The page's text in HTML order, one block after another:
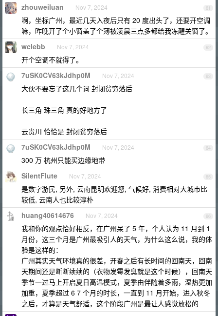
61
zhouweiluan Nov 7, 2024
啊，坐标广州，最近几天入夜后只有 20 度出头了，还要开空调
嘛，昨晚开了个小窗盖了个薄被凌晨三点多都给我冻醒关窗了。
62
wclebb Nov 7, 2024
开个空调不就得了。
63
7uSK0CV63kJdhp0M Nov 7, 2024
大伙不要忘了这几个词 封闭贫穷落后
长三角 珠三角 真的好地方了
云贵川 恰恰是 封闭贫穷落后
64
7uSK0CV63kJdhp0M Nov 7, 2024
300 万 杭州只能买边缘地带
65
SilentFlute Nov 7, 2024
是数字游民, 另外, 云南昆明欢迎您, 气候好, 消费相对大城市比
较低, 云南人也比较淳朴
66
huang40614676 Nov 7, 2024
我和你的观点恰好相反，在广州呆了 5 年，个人认为 11 月到 1
月份，这三个月是广州最吸引人的天气，为什么这么说，我的体
验是这样的：
广州其实天气环境真的很差，开春之后有长时间的回南天，回南
天期间还是断断续续的（衣物发霉发臭就是这个时候），回南天
季节一过马上开启夏日高温模式，夏季由伴随着多雨，湿热更加
加重，夏季超过 6 7 个月的时长，一直到 11 月开始，进入秋冬
之后，才算是天气舒适，这个阶段广州是最让人感觉放松的